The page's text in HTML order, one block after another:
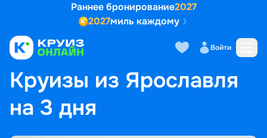
Раннее бронирование2027
2027миль каждому
Войти
ГЛАВНАЯ • ПОПУЛЯРНЫЕ НАПРАВЛЕНИЯ
КРУИЗЫ ИЗ ЯРОСЛАВЛЯ НА 3 ДНЯ
Круизы из Ярославля
на 3 дня